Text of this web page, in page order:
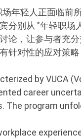
场年轻人正面临前
分别从 "年轻职
论，让参与者充
针对性的应对策
by VUCA
career
program